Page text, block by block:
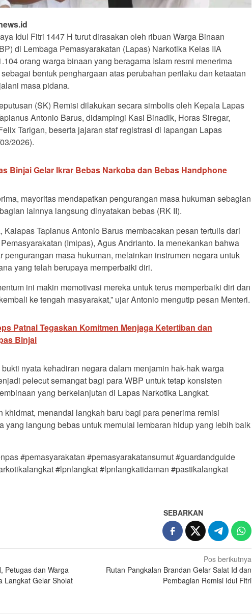
Idul Fitri 1447 H turut dirasakan oleh ribuan Warga Binaan
di Lembaga Pemasyarakatan (Lapas) Narkotika Kelas IIA
orang warga binaan yang beragama Islam resmi menerima
bentuk penghargaan atas perubahan perilaku dan ketaatan
masa pidana.
(SK) Remisi dilakukan secara simbolis oleh Kepala Lapas
Antonio Barus, didampingi Kasi Binadik, Horas Siregar,
Tarigan, beserta jajaran staf registrasi di lapangan Lapas
2026).
Binjai Gelar Ikrar Bebas Narkoba dan Bebas Handphone
mayoritas mendapatkan pengurangan masa hukuman sebagian
lainnya langsung dinyatakan bebas (RK II).
Kalapas Tapianus Antonio Barus membacakan pesan tertulis dari
(Imipas), Agus Andrianto. Ia menekankan bahwa
pengurangan masa hukuman, melainkan instrumen negara untuk
yang telah berupaya memperbaiki diri.
ini makin memotivasi mereka untuk terus memperbaiki diri dan
ke tengah masyarakat,” ujar Antonio mengutip pesan Menteri.
Patnal Tegaskan Komitmen Menjaga Ketertiban dan
Binjai
nyata kehadiran negara dalam menjamin hak-hak warga
pelecut semangat bagi para WBP untuk tetap konsisten
yang berkelanjutan di Lapas Narkotika Langkat.
khidmat, menandai langkah baru bagi para penerima remisi
yang langung bebas untuk memulai lembaran hidup yang lebih baik
#pemasyarakatan #pemasyarakatansumut #guardandguide
#lpnlangkat #lpnlangkatidaman #pastikalangkat
SEBARKAN
Petugas dan Warga
Langkat Gelar Sholat
Pos berikutnya
Rutan Pangkalan Brandan Gelar Salat Id dan
Pembagian Remisi Idul Fitri